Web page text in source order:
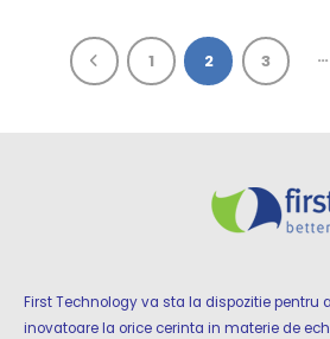
1 2 3 …
First Technology va sta la dispozitie pentru
inovatoare la orice cerinta in materie de